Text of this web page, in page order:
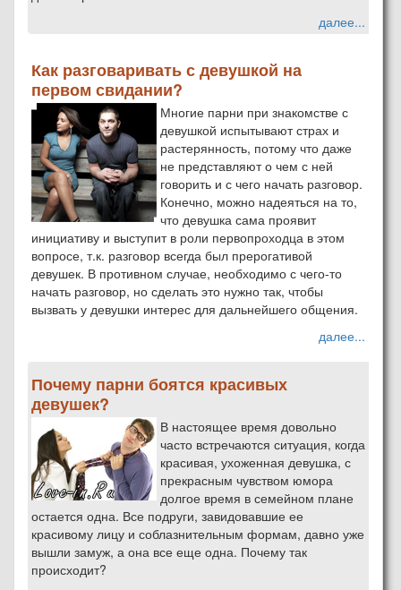
далее...
Как разговаривать с девушкой на
первом свидании?
Многие парни при знакомстве с
девушкой испытывают страх и
растерянность, потому что даже
не представляют о чем с ней
говорить и с чего начать разговор.
Конечно, можно надеяться на то,
что девушка сама проявит
инициативу и выступит в роли первопроходца в этом
вопросе, т.к. разговор всегда был прерогативой
девушек. В противном случае, необходимо с чего-то
начать разговор, но сделать это нужно так, чтобы
вызвать у девушки интерес для дальнейшего общения.
далее...
Почему парни боятся красивых
девушек?
В настоящее время довольно
часто встречаются ситуация, когда
красивая, ухоженная девушка, с
прекрасным чувством юмора
долгое время в семейном плане
остается одна. Все подруги, завидовавшие ее
красивому лицу и соблазнительным формам, давно уже
вышли замуж, а она все еще одна. Почему так
происходит?